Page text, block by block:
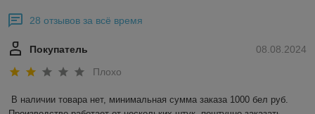
28 отзывов за всё время
08.08.2024
Покупатель
Плохо
В наличии товара нет, минимальная сумма заказа 1000 бел руб.